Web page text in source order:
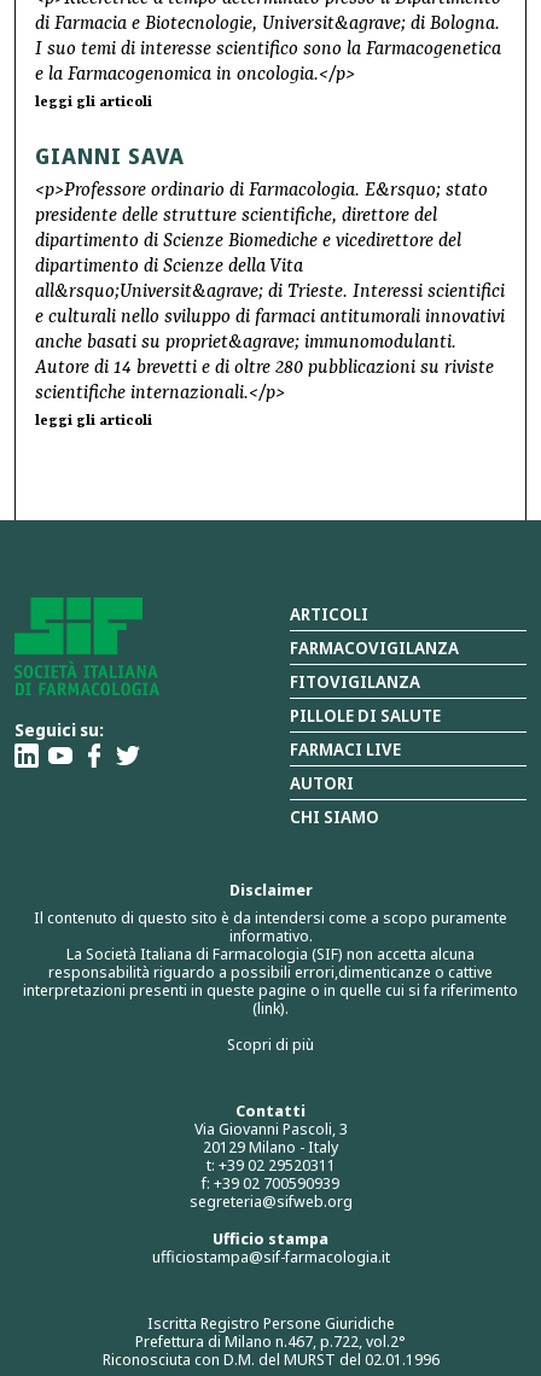
di Farmacia e Biotecnologie, Universit&agrave; di Bologna.
I suo temi di interesse scientifico sono la Farmacogenetica
e la Farmacogenomica in oncologia.</p>
leggi gli articoli
GIANNI SAVA
<p>Professore ordinario di Farmacologia. E&rsquo; stato
presidente delle strutture scientifiche, direttore del
dipartimento di Scienze Biomediche e vicedirettore del
dipartimento di Scienze della Vita
all&rsquo;Universit&agrave; di Trieste. Interessi scientifici
e culturali nello sviluppo di farmaci antitumorali innovativi
anche basati su propriet&agrave; immunomodulanti.
Autore di 14 brevetti e di oltre 280 pubblicazioni su riviste
scientifiche internazionali.</p>
leggi gli articoli
Seguici su:
Contatti
Via Giovanni Pascoli, 3
20129 Milano - Italy
t: +39 02 29520311
f: +39 02 700590939
segreteria@sifweb.org
Ufficio stampa
ufficiostampa@sif-farmacologia.it
Iscritta Registro Persone Giuridiche
Prefettura di Milano n.467, p.722, vol.2°
Riconosciuta con D.M. del MURST del 02.01.1996
Disclaimer
Il contenuto di questo sito è da intendersi come a scopo puramente
informativo.
La Società Italiana di Farmacologia (SIF) non accetta alcuna
responsabilità riguardo a possibili errori,dimenticanze o cattive
interpretazioni presenti in queste pagine o in quelle cui si fa riferimento
(link).
Scopri di più
ARTICOLI
FARMACOVIGILANZA
FITOVIGILANZA
PILLOLE DI SALUTE
FARMACI LIVE
AUTORI
CHI SIAMO